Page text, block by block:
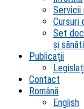
Servicii
Cursuri
Set
și
Publicații
Contact
Română
English